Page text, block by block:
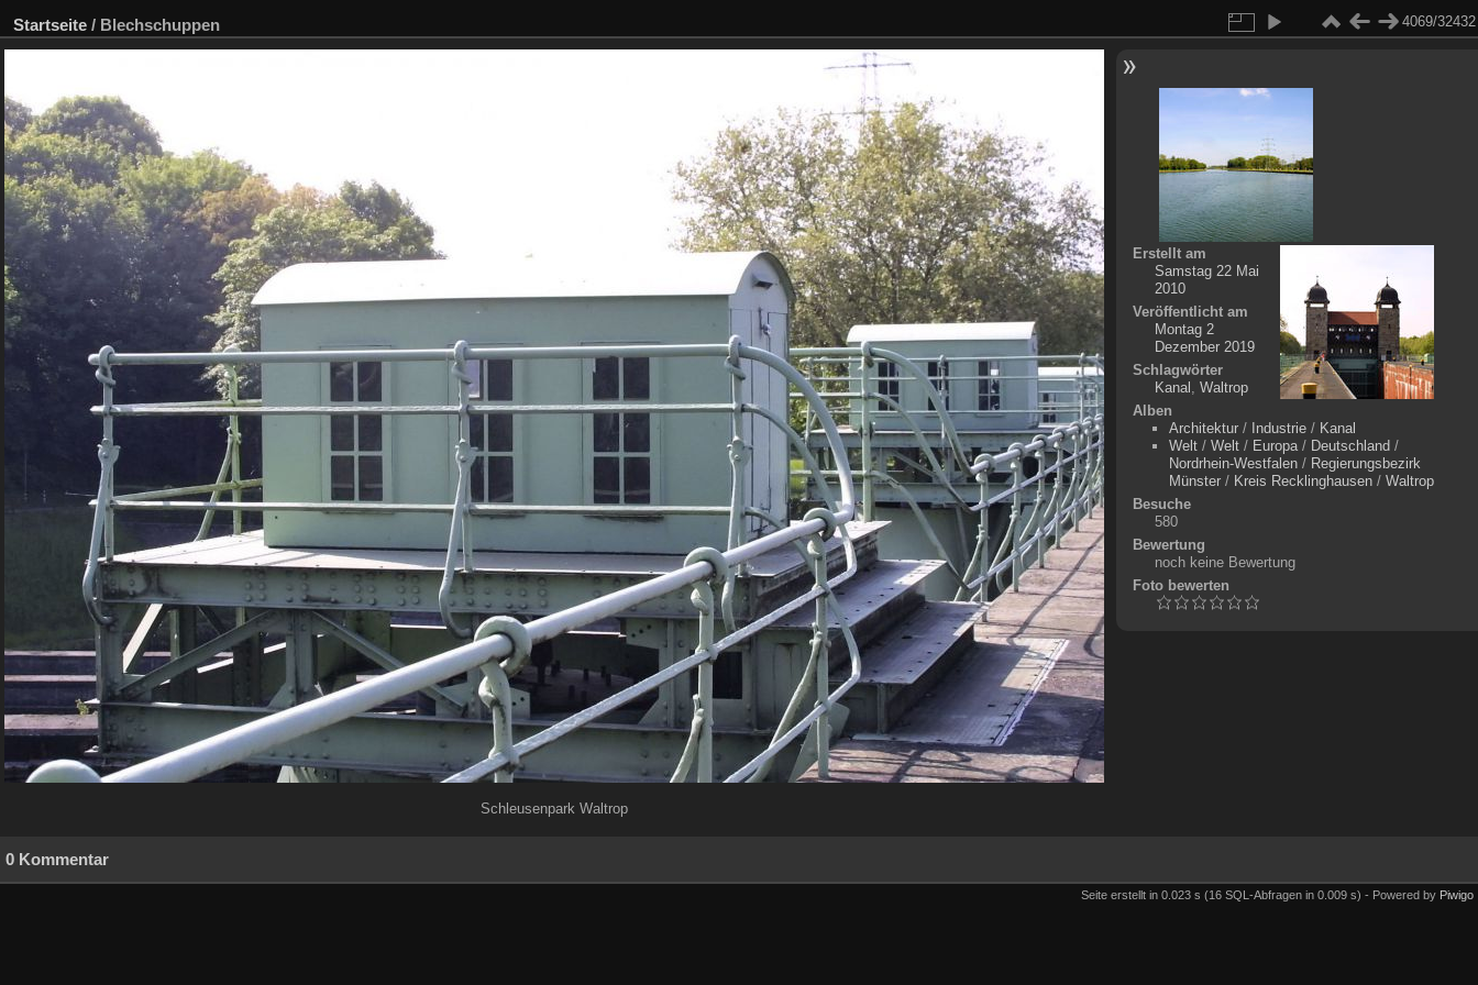
Startseite / Blechschuppen 4069/32432
Schleusenpark Waltrop
Erstellt am
Samstag 22 Mai
2010
Veröffentlicht am
Montag 2
Dezember 2019
Schlagwörter
Kanal , Waltrop
Alben
Architektur/ Industrie/ Kanal
Welt/ Welt/ Europa/ Deutschland /
Nordrhein-Westfalen/ Regierungsbezirk
Münster/ Kreis Recklinghausen/ Waltrop
Besuche
580
Bewertung
noch keine Bewertung
Foto bewerten
0 Kommentar
Seite erstellt in 0.023 s (16 SQL-Abfragen in 0.009 s) - Powered by Piwigo